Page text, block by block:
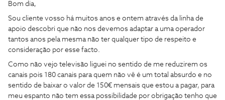
Bom dia,
Sou cliente vosso há muitos anos e ontem através da linha de
apoio descobri que não nos devemos adaptar a uma operador
tantos anos pela mesma não ter qualquer tipo de respeito e
consideração por esse facto.
Como não vejo televisão liguei no sentido de me reduzirem os
canais pois 180 canais para quem não vê é um total absurdo e no
sentido de baixar o valor de 150€ mensais que estou a pagar, para
meu espanto não tem essa possibilidade por obrigação tenho que